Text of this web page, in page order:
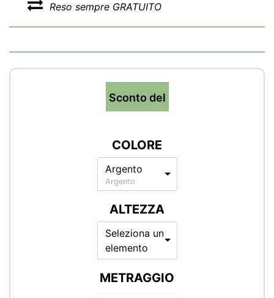
Reso sempre GRATUITO
Sconto del
COLORE
Argento
Argento
ALTEZZA
Seleziona un
elemento
METRAGGIO